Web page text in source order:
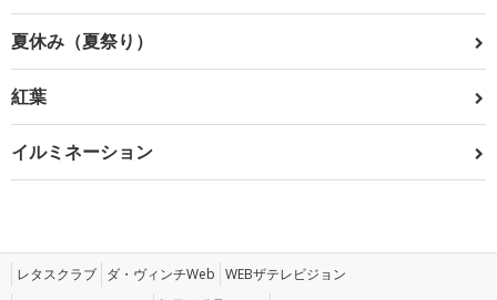
夏休み（夏祭り）
紅葉
イルミネーション
レタスクラブ ダ・ヴィンチWeb WEBザテレビジョン